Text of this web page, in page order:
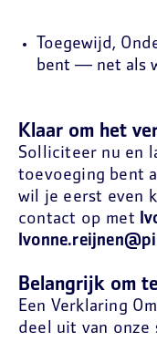
Toegewijd,
bent — net als
Klaar om het
Solliciteer nu en
toevoeging bent
wil je eerst even
contact op met
Belangrijk om
Een Verklaring
deel uit van